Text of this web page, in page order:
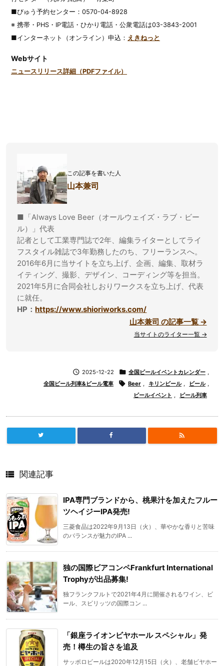
■びゅう予約センター：0570-04-8928
※ 携帯・PHS・IP電話・ひかり電話・公衆電話は03-3843-2001
■インターネット（オンライン）申込： えきねっと
Webサイト
ニュースリリース詳細（PDFファイル）
この記事を書いた人
山本兼司
■「Always Love Beer（オールウェイズ・ラブ・ビー
ル）」代表
記者として工業専門誌で2年、編集ライターとしてライ
フスタイル雑誌で3年勤務したのち、フリーランスへ。
2016年6月に当サイトを立ち上げ、企画、編集、取材ラ
イティング、撮影、デザイン、コーディング等を担当。
2021年5月に合同会社しおりワークスを立ち上げ、代表
に就任。
HP：https://www.shioriworks.com/
山本兼司 の記事一覧 →
当サイトのライター一覧 →
 2025-12-22  全国ビールイベントカレンダー
全国ビール列車&ビール電車
 Beer キリンビール ビール
ビールイベント
ビール列車

 関連記事
IPA専門ブランドから、桃果汁を加えたフルー
ツヘイジーIPA発売!
三菱食品は2022年9月13日（火）、華やかな香りと苦味
のバランスが魅力のIPA ...
独の国際ビアコンペFrankfurt International
Trophyが出品募集!
独フランクフルトで2021年4月に開催されるワイン、ビ
ール、スピリッツの国際コン ...
「銀座ライオンビヤホール スペシャル」発
売！樽生の旨さを追及
サッポロビールは2020年12月15日（火）、老舗ビヤホー